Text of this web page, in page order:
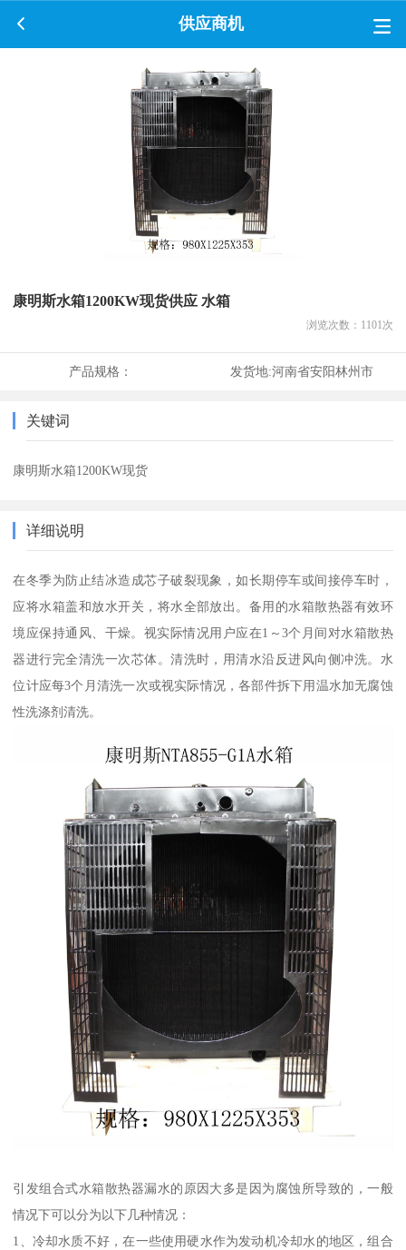
供应商机
康明斯水箱1200KW现货供应 水箱
浏览次数： 1101 次
产品规格： 发货地:河南省安阳林州市
关键词
康明斯水箱1200KW现货
详细说明
在冬季为防止结冰造成芯子破裂现象，如长期停车或间接停车时，
应将水箱盖和放水开关，将水全部放出。备用的水箱散热器有效环
境应保持通风、干燥。视实际情况用户应在1～3个月间对水箱散热
器进行完全清洗一次芯体。清洗时，用清水沿反进风向侧冲洗。水
位计应每3个月清洗一次或视实际情况，各部件拆下用温水加无腐蚀
性洗涤剂清洗。
引发组合式水箱散热器漏水的原因大多是因为腐蚀所导致的，一般
情况下可以分为以下几种情况：
1、冷却水质不好，在一些使用硬水作为发动机冷却水的地区，组合